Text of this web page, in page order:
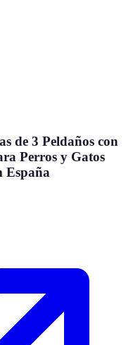
de 3 Peldaños con
Perros y Gatos
España